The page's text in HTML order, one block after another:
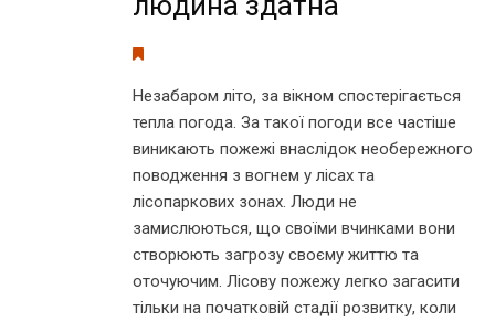
Незабаром літо, за вікном спостерігається
тепла погода. За такої погоди все частіше
виникають пожежі внаслідок необережного
поводження з вогнем у лісах та
лісопаркових зонах. Люди не
замислюються, що своїми вчинками вони
створюють загрозу своєму життю та
оточуючим. Лісову пожежу легко загасити
тільки на початковій стадії розвитку, коли